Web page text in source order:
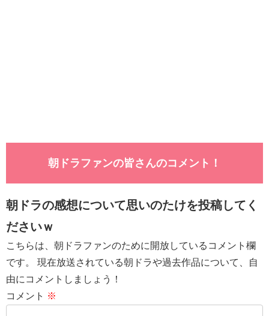
朝ドラファンの皆さんのコメント！
朝ドラの感想について思いのたけを投稿してく
ださいｗ
こちらは、朝ドラファンのために開放しているコメント欄
です。 現在放送されている朝ドラや過去作品について、自
由にコメントしましょう！
コメント ※